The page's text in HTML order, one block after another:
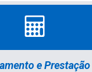
e Prestação